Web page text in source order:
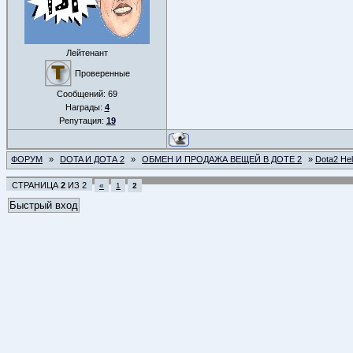
Лейтенант
Проверенные
Сообщений: 69
Награды: 4
Репутация: 19
ФОРУМ » DOTA И ДОТА 2 » ОБМЕН И ПРОДАЖА ВЕЩЕЙ В ДОТЕ 2 » Dota2
СТРАНИЦА 2 ИЗ 2 « 1 2